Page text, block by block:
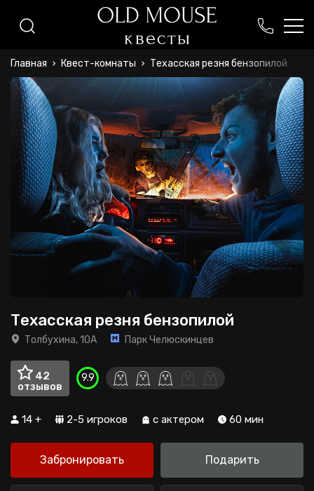
+375 (44) 525-18-85
oldmouseminsk@gmail.com
ежедневно с 9:00 до 22:30
Главная Квест-комнаты Техасская резня бензопилой
42
отзывов
9.9
Техасская резня бензопилой
Толбухина, 10А Парк Челюскинцев
14 + 2-5 игроков с актером 60 мин
Забронировать Подарить